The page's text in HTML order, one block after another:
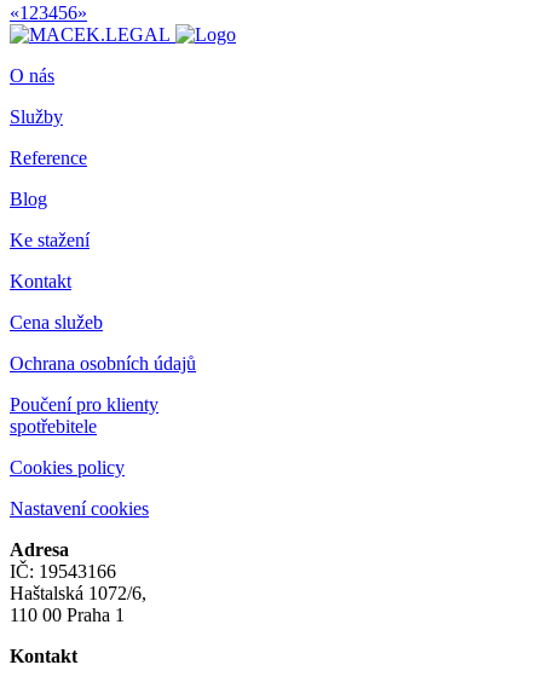
«1 23456»
O nás
Služby
Reference
Blog
Ke stažení
Kontakt
Cena služeb
Ochrana osobních údajů
Poučení pro klienty
spotřebitele
Cookies policy
Nastavení cookies
Adresa
IČ: 19543166
Haštalská 1072/6,
110 00 Praha 1
Kontakt